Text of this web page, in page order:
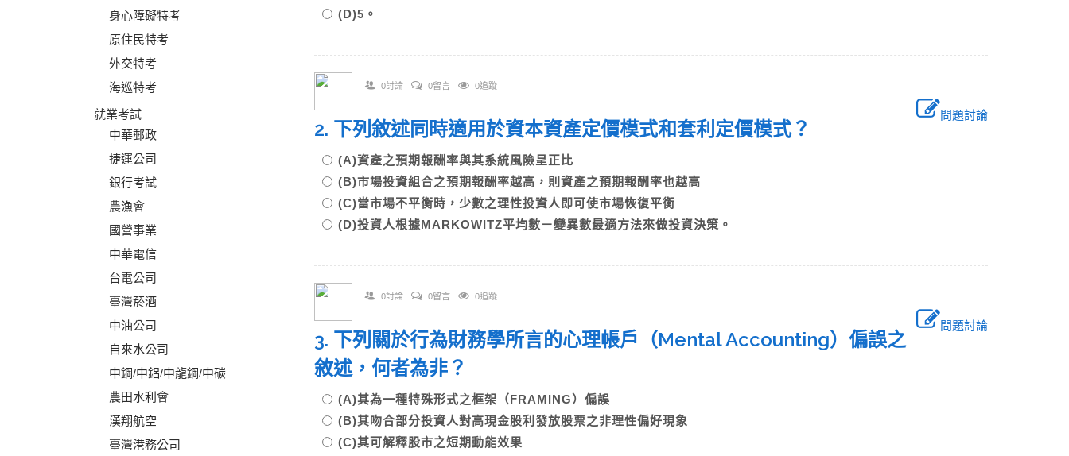
身心障礙特考
原住民特考
外交特考
海巡特考
就業考試
中華郵政
捷運公司
銀行考試
農漁會
國營事業
中華電信
台電公司
臺灣菸酒
中油公司
自來水公司
中鋼/中鋁/中龍鋼/中碳
農田水利會
漢翔航空
臺灣港務公司
(D)5。
0討論 0留言 0追蹤
問題討論
2. 下列敘述同時適用於資本資產定價模式和套利定價模式？
(A)資產之預期報酬率與其系統風險呈正比
(B)市場投資組合之預期報酬率越高，則資產之預期報酬率也越高
(C)當市場不平衡時，少數之理性投資人即可使市場恢復平衡
(D)投資人根據MARKOWITZ平均數－變異數最適方法來做投資決策。
0討論 0留言 0追蹤
問題討論
3. 下列關於行為財務學所言的心理帳戶（Mental Accounting）偏誤之
敘述，何者為非？
(A)其為一種特殊形式之框架（FRAMING）偏誤
(B)其吻合部分投資人對高現金股利發放股票之非理性偏好現象
(C)其可解釋股市之短期動能效果